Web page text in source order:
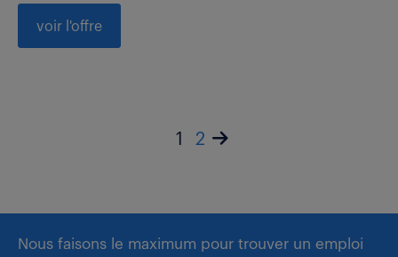
voir l'offre
1 2
Nous faisons le maximum pour trouver un emploi